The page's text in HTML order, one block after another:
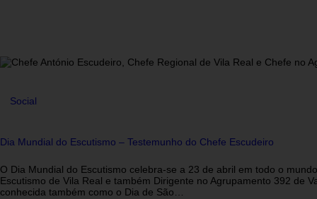
Social
Dia Mundial do Escutismo – Testemunho do Chefe Escudeiro
O Dia Mundial do Escutismo celebra-se a 23 de abril em todo o
Escutismo de Vila Real e também Dirigente no Agrupamento 392 de
conhecida também como o Dia de São…